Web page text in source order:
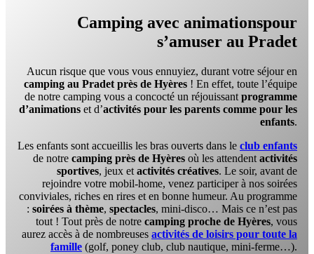
Camping avec animationspour
s’amuser au Pradet
Aucun risque que vous vous ennuyiez, durant votre séjour en
camping au Pradet près de Hyères ! En effet, toute l’équipe
de notre camping vous a concocté un réjouissant programme
d’animations et d’activités pour les parents comme pour les
enfants.
Les enfants sont accueillis les bras ouverts dans le club enfants
de notre camping près de Hyères où les attendent activités
sportives, jeux et activités créatives. Le soir, avant de
rejoindre votre mobil-home, venez participer à nos soirées
conviviales, riches en rires et en bonne humeur. Au programme
: soirées à thème, spectacles, mini-disco… Mais ce n’est pas
tout ! Tout près de notre camping proche de Hyères, vous
aurez accès à de nombreuses activités de loisirs pour toute la
famille (golf, poney club, club nautique, mini-ferme…).